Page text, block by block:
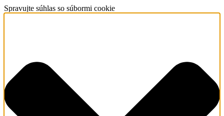
Spravujte súhlas so súbormi cookie